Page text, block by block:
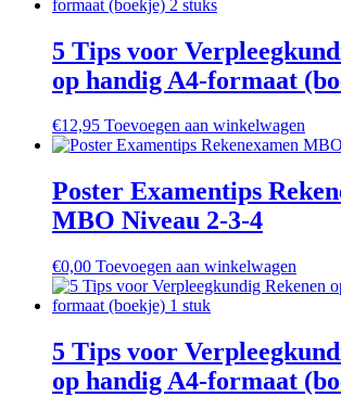
5 Tips voor
op handig A4-formaat
€12,95 Toevoegen aan winkelwagen
Poster Examentips
MBO Niveau 2-3-4
€0,00 Toevoegen aan winkelwagen
5 Tips voor
op handig A4-formaat